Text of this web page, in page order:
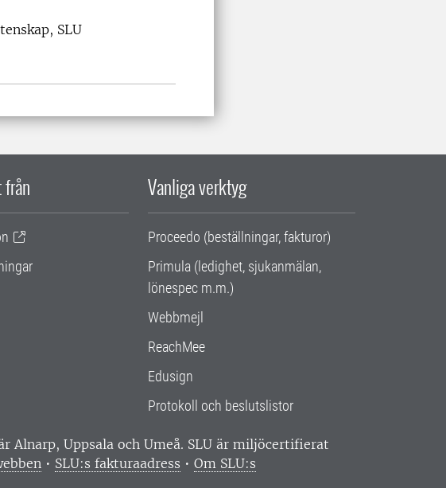
SLU
Vanliga verktyg
Proceedo (beställningar, fakturor)
Primula (ledighet, sjukanmälan,
lönespec m.m.)
Webbmejl
ReachMee
Edusign
Protokoll och beslutslistor
Alnarp, Uppsala och Umeå. SLU är miljöcertifierat
• SLU:s fakturaadress • Om SLU:s